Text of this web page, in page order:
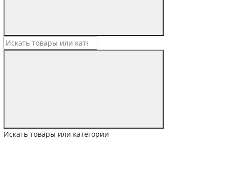
Искать товары или категории